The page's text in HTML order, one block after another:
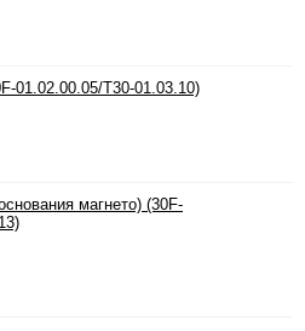
01.02.00.05/T30-01.03.10)
магнето) (30F-